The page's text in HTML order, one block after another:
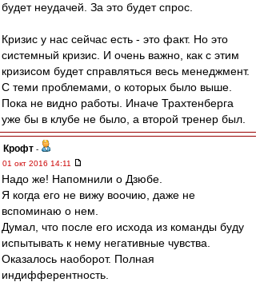
будет неудачей. За это будет спрос.
Кризис у нас сейчас есть - это факт. Но это
системный кризис. И очень важно, как с этим
кризисом будет справляться весь менеджмент.
С теми проблемами, о которых было выше.
Пока не видно работы. Иначе Трахтенберга
уже бы в клубе не было, а второй тренер был.
Крофт -
01 окт 2016 14:11
Надо же! Напомнили о Дзюбе.
Я когда его не вижу воочию, даже не
вспоминаю о нем.
Думал, что после его исхода из команды буду
испытывать к нему негативные чувства.
Оказалось наоборот. Полная
индифферентность.